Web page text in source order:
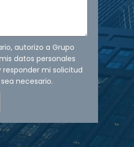
autorizo a Grupo
datos personales
mi solicitud
necesario.